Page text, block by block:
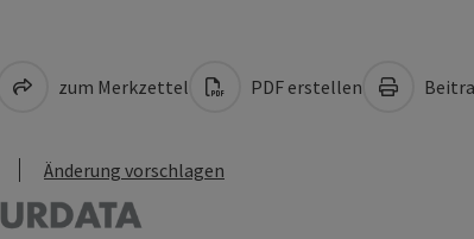
zum Merkzettel PDF erstellen
Änderung vorschlagen